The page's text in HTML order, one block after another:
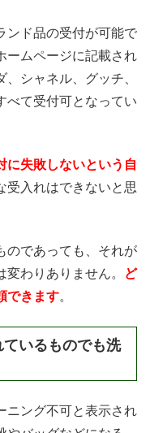
ンド品の受付が可能で
ームページに記載され
シャネル、グッチ、
べて受付可となってい
に失敗しないという自
受入れはできないと思
のであっても、それが
わりありません。
ど
できます。
いるものでも洗
ニング不可と表示され